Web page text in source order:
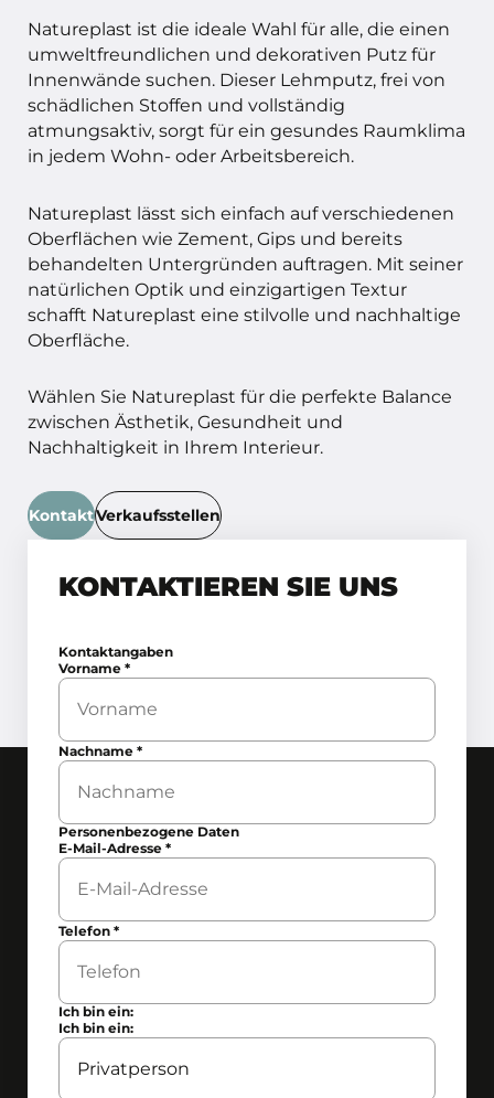
Natureplast ist die ideale Wahl für alle, die einen
umweltfreundlichen und dekorativen Putz für
Innenwände suchen. Dieser Lehmputz, frei von
schädlichen Stoffen und vollständig
atmungsaktiv, sorgt für ein gesundes Raumklima
in jedem Wohn- oder Arbeitsbereich.
Natureplast lässt sich einfach auf verschiedenen
Oberflächen wie Zement, Gips und bereits
behandelten Untergründen auftragen. Mit seiner
natürlichen Optik und einzigartigen Textur
schafft Natureplast eine stilvolle und nachhaltige
Oberfläche.
Wählen Sie Natureplast für die perfekte Balance
zwischen Ästhetik, Gesundheit und
Nachhaltigkeit in Ihrem Interieur.
KontaktVerkaufsstellen
KONTAKTIEREN SIE UNS
Kontaktangaben
Vorname*
Nachname*
Personenbezogene Daten
E-Mail-Adresse*
Telefon*
Ich bin ein:
Ich bin ein: